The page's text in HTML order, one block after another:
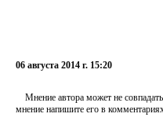
06 августа 2014 г. 15:20
Мнение автора может не
мнение напишите его в